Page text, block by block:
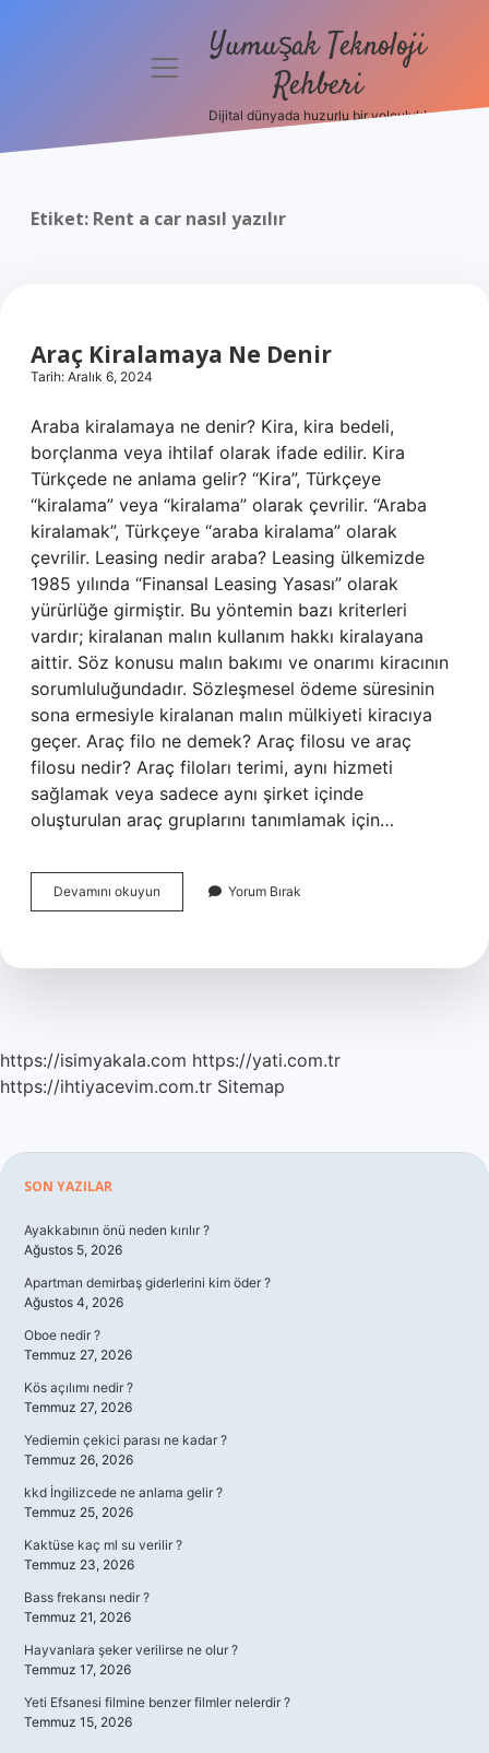
Politikası
menüyüYumuşak Teknoloji
Rehberi
Dijital dünyada huzurlu bir yolculuk!
Etiket: Rent a car nasıl yazılır
Araç Kiralamaya Ne Denir
Tarih: Aralık 6, 2024
Araba kiralamaya ne denir? Kira, kira bedeli,
borçlanma veya ihtilaf olarak ifade edilir. Kira
Türkçede ne anlama gelir? “Kira”, Türkçeye
“kiralama” veya “kiralama” olarak çevrilir. “Araba
kiralamak”, Türkçeye “araba kiralama” olarak
çevrilir. Leasing nedir araba? Leasing ülkemizde
1985 yılında “Finansal Leasing Yasası” olarak
yürürlüğe girmiştir. Bu yöntemin bazı kriterleri
vardır; kiralanan malın kullanım hakkı kiralayana
aittir. Söz konusu malın bakımı ve onarımı kiracının
sorumluluğundadır. Sözleşmesel ödeme süresinin
sona ermesiyle kiralanan malın mülkiyeti kiracıya
geçer. Araç filo ne demek? Araç filosu ve araç
filosu nedir? Araç filoları terimi, aynı hizmeti
sağlamak veya sadece aynı şirket içinde
oluşturulan araç gruplarını tanımlamak için…
Devamını okuyun
Kiralamaya
Yorum Bırak
https://isimyakala.com https://yati.com.tr
https://ihtiyacevim.com.tr Sitemap
Sidebar
SON YAZILAR
Ayakkabının önü neden kırılır ?
Ağustos 5, 2026
Apartman demirbaş giderlerini kim öder ?
Ağustos 4, 2026
Oboe nedir ?
Temmuz 27, 2026
Kös açılımı nedir ?
Temmuz 27, 2026
Yediemin çekici parası ne kadar ?
Temmuz 26, 2026
kkd İngilizcede ne anlama gelir ?
Temmuz 25, 2026
Kaktüse kaç ml su verilir ?
Temmuz 23, 2026
Bass frekansı nedir ?
Temmuz 21, 2026
Hayvanlara şeker verilirse ne olur ?
Temmuz 17, 2026
Yeti Efsanesi filmine benzer filmler nelerdir ?
Temmuz 15, 2026